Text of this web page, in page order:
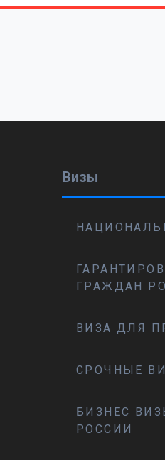
Визы
ГРАЖДАН
ВИЗА ДЛЯ
СРОЧНЫЕ
БИЗНЕС
РОССИИ